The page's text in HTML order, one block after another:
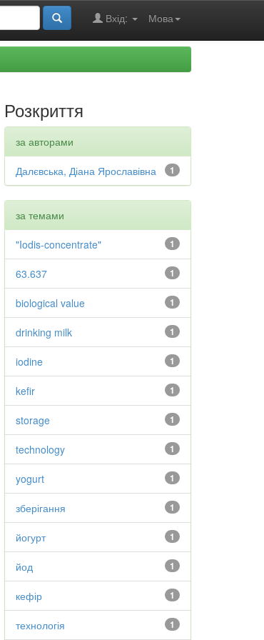
Мова
Вхід:
Розкриття
за авторами
1
Далєвська, Діана Ярославівна
за темами
1
"Iodis-concentrate"
1
63.637
1
biological value
1
drinking milk
1
iodine
1
kefir
1
storage
1
technology
1
yogurt
1
зберігання
1
йогурт
1
йод
1
кефір
1
технологія